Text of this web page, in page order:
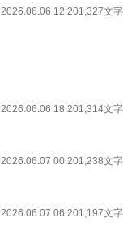
2026.06.06 12:201,327文字
2026.06.06 18:201,314文字
2026.06.07 00:201,238文字
2026.06.07 06:201,197文字